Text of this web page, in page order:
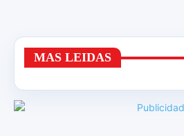
MAS LEIDAS